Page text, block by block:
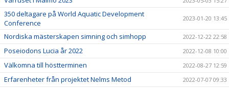
350 deltagare på World Aquatic Development
Conference
2023-01-20 13:45
Nordiska mästerskapen simning och simhopp 2022-12-22 22:58
Poseiodons Lucia år 2022 2022-12-08 10:00
Välkomna till höstterminen 2022-08-27 12:59
Erfarenheter från projektet Nelms Metod 2022-07-07 09:33